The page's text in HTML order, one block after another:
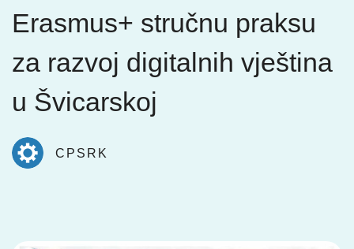
Erasmus+ stručnu praksu
za razvoj digitalnih vještina
u Švicarskoj
CPSRK